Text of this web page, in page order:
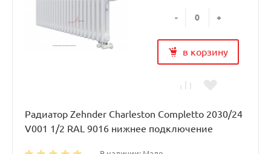
- +
в корзину
Радиатор Zehnder Charleston Completto 2030/24
V001 1/2 RAL 9016 нижнее подключение